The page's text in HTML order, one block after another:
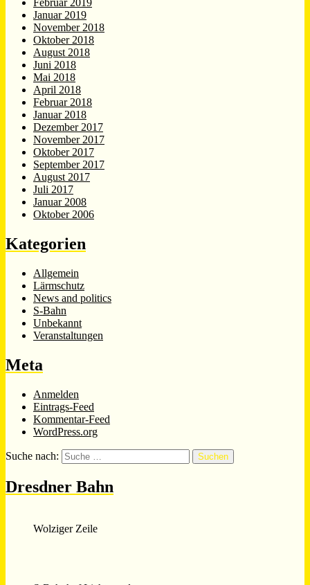
Februar 2019
Januar 2019
November 2018
Oktober 2018
August 2018
Juni 2018
Mai 2018
April 2018
Februar 2018
Januar 2018
Dezember 2017
November 2017
Oktober 2017
September 2017
August 2017
Juli 2017
Januar 2008
Oktober 2006
Kategorien
Allgemein
Lärmschutz
News and politics
S-Bahn
Unbekannt
Veranstaltungen
Meta
Anmelden
Eintrags-Feed
Kommentar-Feed
WordPress.org
Suche nach: Suchen
Dresdner Bahn
Wolziger Zeile